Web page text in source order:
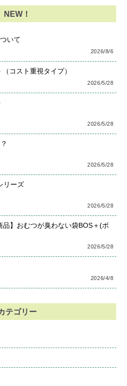
NEW！
いて
2026/8/6
コスト重視タイプ）
2026/5/28
2026/5/28
2026/5/28
リーズ
2026/5/28
】おむつが臭わない袋BOS＋(ボ
2026/5/28
2026/4/8
テゴリー